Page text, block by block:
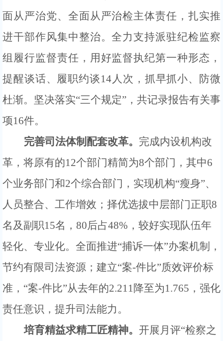
面从严治党、 全面从严治检主体责任，扎实推
进干部作风集中整治。全力支持派驻纪检监察
组履行监督责任，用好监督执纪第一种形态，
提醒谈话、履职约谈14人次，抓早抓小、防微
杜渐。坚决落实“三个规定” ， 共记录报告有关事
项16件。
完善司法体制配套改革。 完成内设机构改
革， 将原有的12个部门精简为8个部门 ， 其中6
个业务部门和2个综合部门，实现机构“瘦身”、
人员整合、工作增效； 择优选拔中层部门正职8
名及副职15名， 80后占48%，较好实现队伍年
轻化、专业化。 全面推进“捕诉一体”办案机制 ，
节约有限司法资源；建立“案-件比”质效评价标
准，“案-件比”从去年的2.211降至为1.765，强化
责任意识，提升司法能力。
培育精益求精工匠精神。 开展月评“检察之